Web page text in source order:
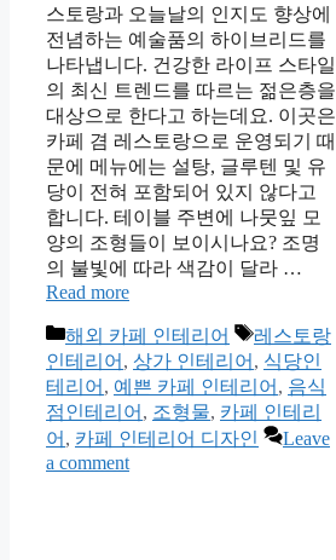
스토랑과 오늘날의 인지도 향상에
전념하는 예술품의 하이브리드를
나타냅니다. 건강한 라이프 스타일
의 최신 트렌드를 따르는 젊은층을
대상으로 한다고 하는데요. 이곳은
카페 겸 레스토랑으로 운영되기 때
문에 메뉴에는 설탕, 글루텐 및 유
당이 전혀 포함되어 있지 않다고
합니다. 테이블 주변에 나뭇잎 모
양의 조형들이 보이시나요? 조명
의 불빛에 따라 색감이 달라 …
Read more
Categories
해외 카페 인테리어 Tags
레스토랑
인테리어 , 상가 인테리어 , 식당인
테리어 , 예쁜 카페 인테리어 , 음식
점인테리어 , 조형물, 카페 인테리
어 , 카페 인테리어 디자인
Leave
a comment